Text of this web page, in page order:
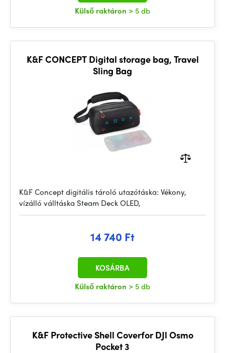
Külső raktáron > 5 db
K&F CONCEPT Digital storage bag, Travel
Sling Bag
K&F Concept digitális tároló utazótáska: Vékony,
vízálló válltáska Steam Deck OLED,
14 740 Ft
Külső raktáron > 5 db
KOSÁRBA
K&F Protective Shell Coverfor DJl Osmo
Pocket 3